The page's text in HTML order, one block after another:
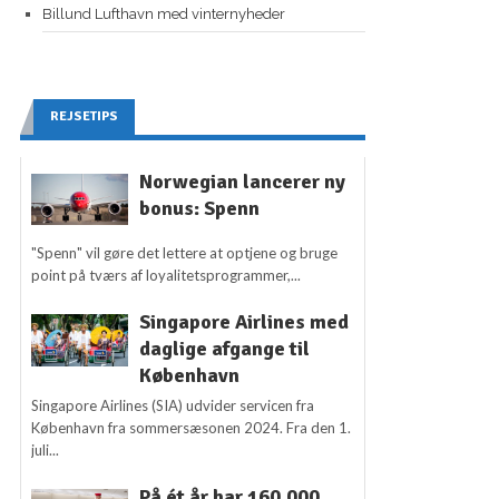
Billund Lufthavn med vinternyheder
REJSETIPS
Norwegian lancerer ny
bonus: Spenn
"Spenn" vil gøre det lettere at optjene og bruge
point på tværs af loyalitetsprogrammer,...
Singapore Airlines med
daglige afgange til
København
Singapore Airlines (SIA) udvider servicen fra
København fra sommersæsonen 2024. Fra den 1.
juli...